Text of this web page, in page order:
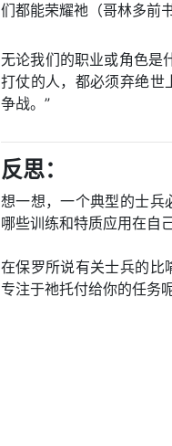
们都能荣耀祂（哥林多前
无论我们的职业或角色是
打仗的人，都必须弃绝世
争战。”
反思：
想一想，一个典型的士兵
哪些训练和特质应用在自
在保罗所说有关士兵的比
专注于祂托付给你的任务呢